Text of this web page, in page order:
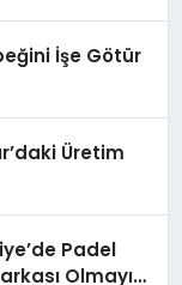
İşe Götür
Üretim
Padel
Olmayı